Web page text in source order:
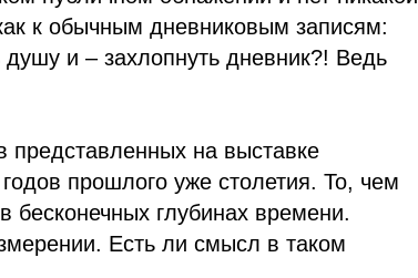
к обычным дневниковым записям:
и – захлопнуть дневник?! Ведь
представленных на выставке
прошлого уже столетия. То, чем
глубинах времени.
Есть ли смысл в таком